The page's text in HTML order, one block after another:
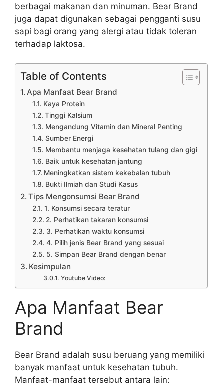
berbagai makanan dan minuman. Bear Brand
juga dapat digunakan sebagai pengganti susu
sapi bagi orang yang alergi atau tidak toleran
terhadap laktosa.
Table of Contents
Apa Manfaat Bear Brand
Kaya Protein
Tinggi Kalsium
Mengandung Vitamin dan Mineral Penting
Sumber Energi
Membantu menjaga kesehatan tulang dan gigi
Baik untuk kesehatan jantung
Meningkatkan sistem kekebalan tubuh
Bukti Ilmiah dan Studi Kasus
Tips Mengonsumsi Bear Brand
1. Konsumsi secara teratur
2. Perhatikan takaran konsumsi
3. Perhatikan waktu konsumsi
4. Pilih jenis Bear Brand yang sesuai
5. Simpan Bear Brand dengan benar
Kesimpulan
Youtube Video:
Apa Manfaat Bear
Brand
Bear Brand adalah susu beruang yang memiliki
banyak manfaat untuk kesehatan tubuh.
Manfaat-manfaat tersebut antara lain: